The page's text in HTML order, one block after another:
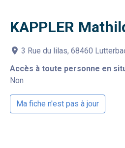
KAPPLER
3 Rue du lilas, 68460
Accès à toute personne en
Non
Ma fiche n'est pas à jour